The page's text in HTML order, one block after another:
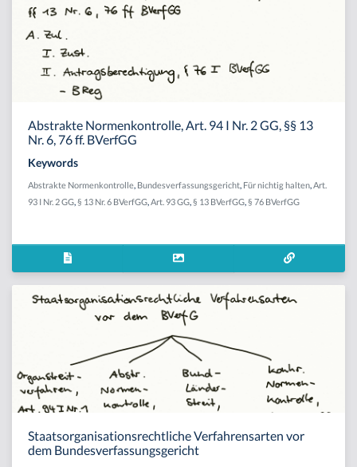
Abstrakte Normenkontrolle, Art. 94 I Nr. 2 GG, §§ 13
Nr. 6, 76 ff. BVerfGG
Keywords
Abstrakte Normenkontrolle Bundesverfassungsgericht Für nichtig halten Art.
93 I Nr. 2 GG § 13 Nr. 6 BVerfGG Art. 93 GG § 13 BVerfGG § 76 BVerfGG
Staatsorganisationsrechtliche Verfahrensarten vor
dem Bundesverfassungsgericht